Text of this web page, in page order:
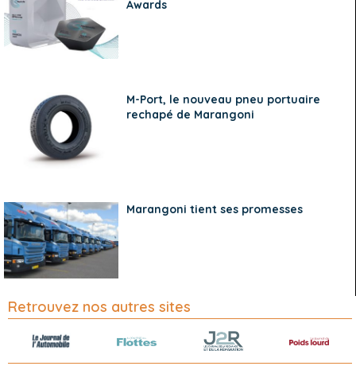
Awards
M-Port, le nouveau pneu portuaire
rechapé de Marangoni
Marangoni tient ses promesses
Retrouvez nos autres sites